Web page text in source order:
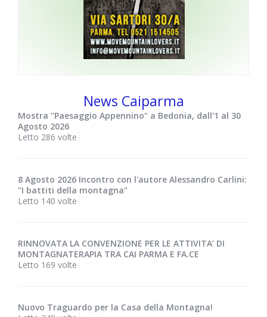
News Caiparma
Mostra "Paesaggio Appennino" a Bedonia, dall'1 al 30
Agosto 2026
Letto 286 volte
8 Agosto 2026 Incontro con l'autore Alessandro Carlini:
"I battiti della montagna"
Letto 140 volte
RINNOVATA LA CONVENZIONE PER LE ATTIVITA’ DI
MONTAGNATERAPIA TRA CAI PARMA E FA.CE
Letto 169 volte
Nuovo Traguardo per la Casa della Montagna!